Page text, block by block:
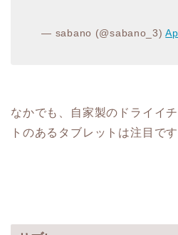
— sabano (@sabano_3)
なかでも、自家製のドライイ
トのあるタブレットは注目です